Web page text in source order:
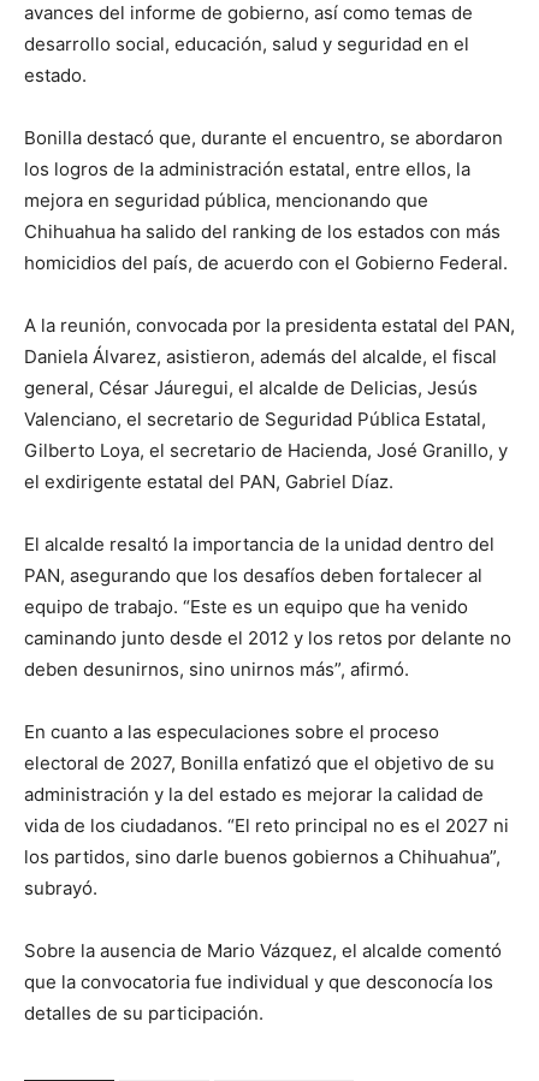
avances del informe de gobierno, así como temas de
desarrollo social, educación, salud y seguridad en el
estado.
Bonilla destacó que, durante el encuentro, se abordaron
los logros de la administración estatal, entre ellos, la
mejora en seguridad pública, mencionando que
Chihuahua ha salido del ranking de los estados con más
homicidios del país, de acuerdo con el Gobierno Federal.
A la reunión, convocada por la presidenta estatal del PAN,
Daniela Álvarez, asistieron, además del alcalde, el fiscal
general, César Jáuregui, el alcalde de Delicias, Jesús
Valenciano, el secretario de Seguridad Pública Estatal,
Gilberto Loya, el secretario de Hacienda, José Granillo, y
el exdirigente estatal del PAN, Gabriel Díaz.
El alcalde resaltó la importancia de la unidad dentro del
PAN, asegurando que los desafíos deben fortalecer al
equipo de trabajo. “Este es un equipo que ha venido
caminando junto desde el 2012 y los retos por delante no
deben desunirnos, sino unirnos más”, afirmó.
En cuanto a las especulaciones sobre el proceso
electoral de 2027, Bonilla enfatizó que el objetivo de su
administración y la del estado es mejorar la calidad de
vida de los ciudadanos. “El reto principal no es el 2027 ni
los partidos, sino darle buenos gobiernos a Chihuahua”,
subrayó.
Sobre la ausencia de Mario Vázquez, el alcalde comentó
que la convocatoria fue individual y que desconocía los
detalles de su participación.